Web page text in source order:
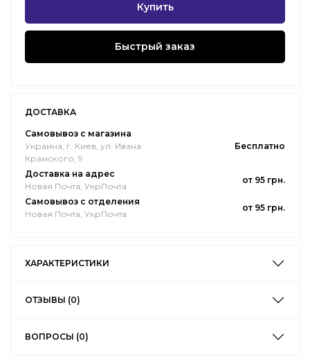
Купить
Быстрый заказ
ДОСТАВКА
Самовывоз с магазина
Украина, г. Киев, ул. Ивана
Крамского, 9
Бесплатно
Доставка на адрес
Новая Почта, УкрПочта
от 95 грн.
Самовывоз с отделения
Новая Почта, УкрПочта
от 95 грн.
ХАРАКТЕРИСТИКИ
ОТЗЫВЫ (0)
ВОПРОСЫ (0)